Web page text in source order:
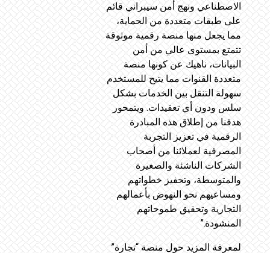
الاصطناعي ونهج أمن سيبراني قائم
على طبقات متعددة من الحماية،
مما يجعل منها منصة رقمية موثوقة
تتمتع بمستوى عالي من أمن
البيانات، ناهيك عن كونها منصة
متعددة القنوات مما يتيح للمستخدم
سهولة التنقل بين الخدمات بشكل
سلس ودون أي تعقيدات. ويتمحور
هدفنا من إطلاق هذه المبادرة
الرقمية في تعزيز التجربة
المصرفية لعملائنا من أصحاب
الشركات الناشئة والصغيرة
والمتوسطة، وتحفيز خطواتهم
ومساعيهم نحو النهوض بأعمالهم
التجارية وتحقيق طموحاتهم
المنشودة.”
لمعرفة المزيد حول منصة “تجارة”